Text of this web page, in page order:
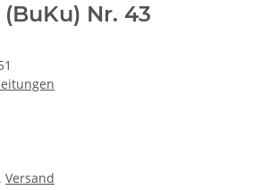
Nr. 43
Versand